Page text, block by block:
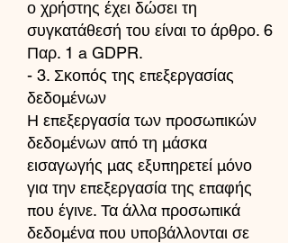
ο χρήστης έχει δώσει τη
συγκατάθεσή του είναι το άρθρο. 6
Παρ. 1 a GDPR.
- 3. Σκοπός της επεξεργασίας
δεδομένων
Η επεξεργασία των προσωπικών
δεδομένων από τη μάσκα
εισαγωγής μας εξυπηρετεί μόνο
για την επεξεργασία της επαφής
που έγινε. Τα άλλα προσωπικά
δεδομένα που υποβάλλονται σε